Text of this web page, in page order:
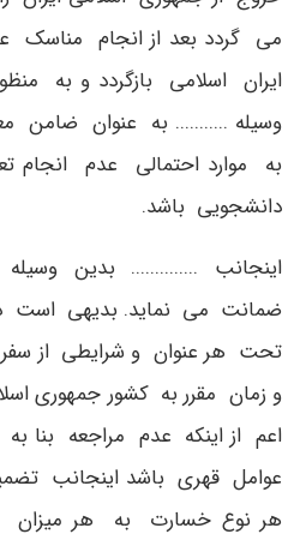
می گردد بعد از انجام مناسک
ایران اسلامی بازگردد و به
وسیله ........... به عنوان ضامن
به موارد احتمالی عدم انجام
دانشجویی باشد.
اینجانب .............. بدین وسیله
ضمانت می نماید. بدیهی است
تحت هر عنوان و شرایطی از
و زمان مقرر به کشور جمهوری
اعم از اینکه عدم مراجعه بنا
عوامل قهری باشد اینجانب
هر نوع خسارت به هر میزان